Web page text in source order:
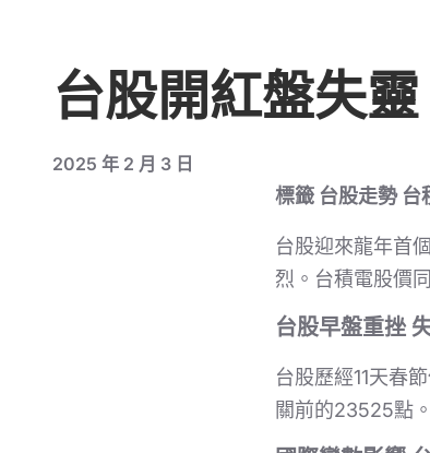
台股開紅盤失
2025 年 2 月 3 日
標籤 台股走勢 台
台股迎來龍年首
烈。台積電股價
台股早盤重挫
台股歷經11天春
關前的23525點